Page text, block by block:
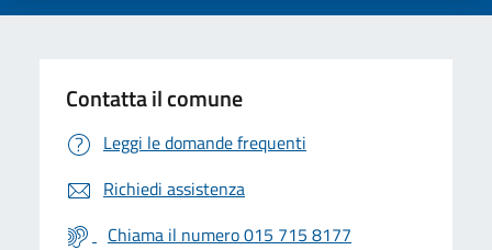
Contatta il comune
Leggi le domande frequenti
Richiedi assistenza
Chiama il numero 015 715 8177